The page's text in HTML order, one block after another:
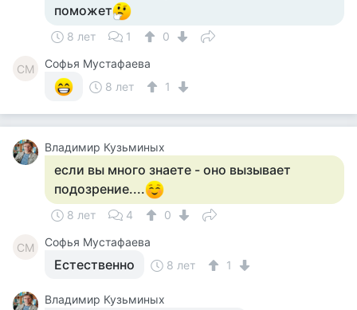
поможет
8 лет 1 0
СМ
Софья Мустафаева
8 лет
1
Владимир Кузьминых
если вы много знаете - оно вызывает
подозрение....
8 лет 4 0
СМ Софья Мустафаева
Естественно 8 лет 1
Владимир Кузьминых